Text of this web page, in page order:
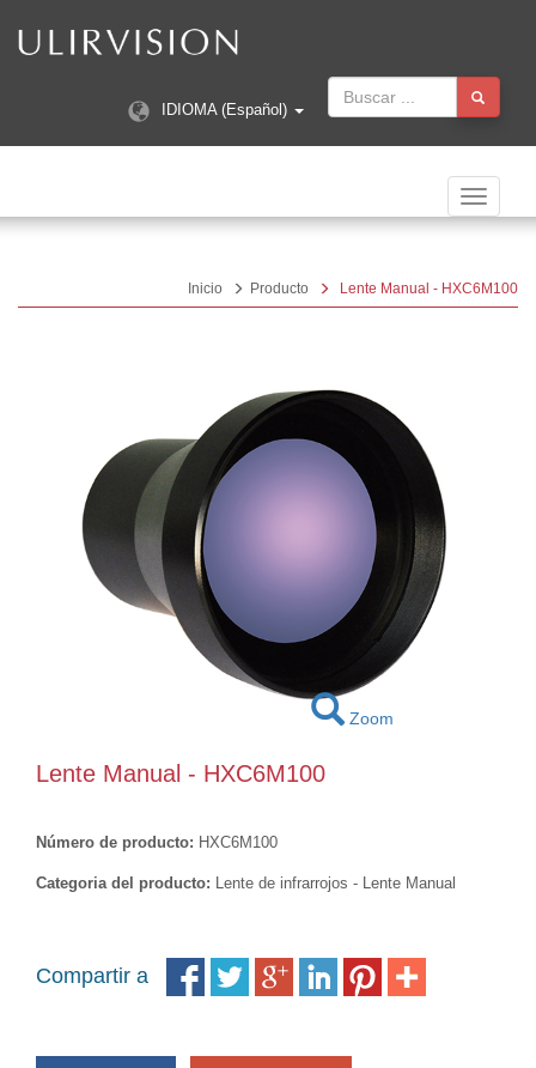
IDIOMA (Español)
Toggle
Inicio Producto Lente Manual - HXC6M100
Zoom
Lente Manual - HXC6M100
Número de producto: HXC6M100
Categoria del producto: Lente de infrarrojos - Lente Manual
Compartir a